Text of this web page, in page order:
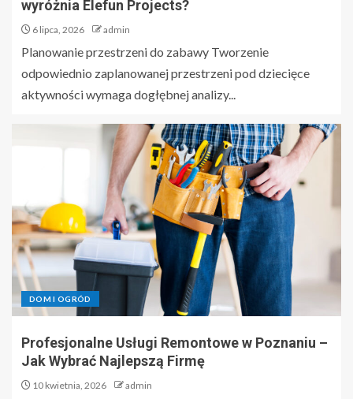
wyróżnia Elefun Projects?
6 lipca, 2026 admin
Planowanie przestrzeni do zabawy Tworzenie
odpowiednio zaplanowanej przestrzeni pod dziecięce
aktywności wymaga dogłębnej analizy...
DOM I OGRÓD
Profesjonalne Usługi Remontowe w Poznaniu –
Jak Wybrać Najlepszą Firmę
10 kwietnia, 2026 admin